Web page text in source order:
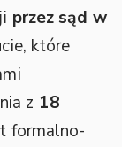
przez sąd w
które
z 18
formalno-